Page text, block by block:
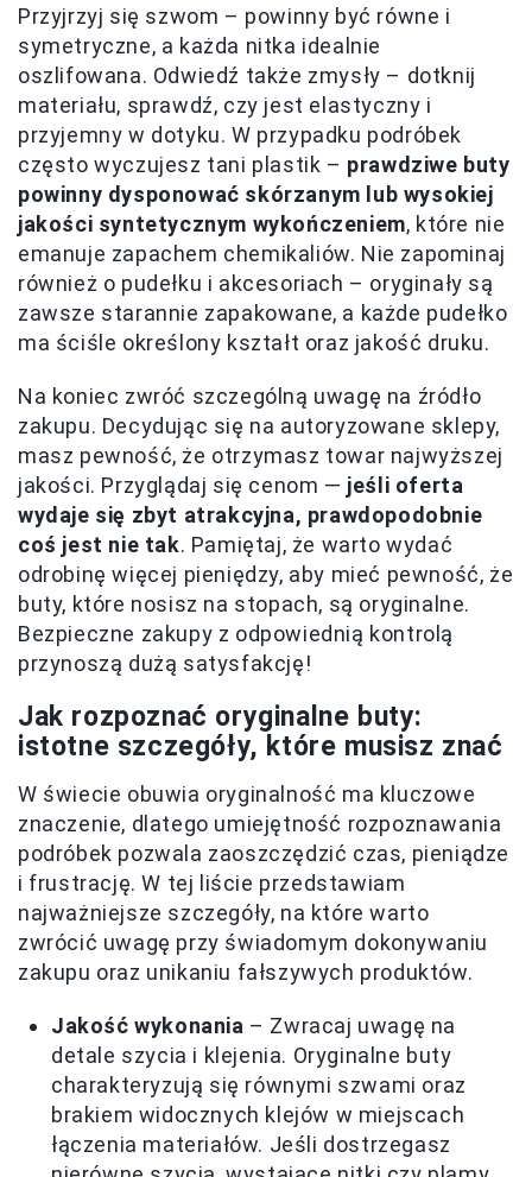
Przyjrzyj się szwom – powinny być równe i
symetryczne, a każda nitka idealnie
oszlifowana. Odwiedź także zmysły – dotknij
materiału, sprawdź, czy jest elastyczny i
przyjemny w dotyku. W przypadku podróbek
często wyczujesz tani plastik – prawdziwe buty
powinny dysponować skórzanym lub wysokiej
jakości syntetycznym wykończeniem, które nie
emanuje zapachem chemikaliów. Nie zapominaj
również o pudełku i akcesoriach – oryginały są
zawsze starannie zapakowane, a każde pudełko
ma ściśle określony kształt oraz jakość druku.
Na koniec zwróć szczególną uwagę na źródło
zakupu. Decydując się na autoryzowane sklepy,
masz pewność, że otrzymasz towar najwyższej
jakości. Przyglądaj się cenom — jeśli oferta
wydaje się zbyt atrakcyjna, prawdopodobnie
coś jest nie tak. Pamiętaj, że warto wydać
odrobinę więcej pieniędzy, aby mieć pewność, że
buty, które nosisz na stopach, są oryginalne.
Bezpieczne zakupy z odpowiednią kontrolą
przynoszą dużą satysfakcję!
Jak rozpoznać oryginalne buty:
istotne szczegóły, które musisz znać
W świecie obuwia oryginalność ma kluczowe
znaczenie, dlatego umiejętność rozpoznawania
podróbek pozwala zaoszczędzić czas, pieniądze
i frustrację. W tej liście przedstawiam
najważniejsze szczegóły, na które warto
zwrócić uwagę przy świadomym dokonywaniu
zakupu oraz unikaniu fałszywych produktów.
Jakość wykonania – Zwracaj uwagę na
detale szycia i klejenia. Oryginalne buty
charakteryzują się równymi szwami oraz
brakiem widocznych klejów w miejscach
łączenia materiałów. Jeśli dostrzegasz